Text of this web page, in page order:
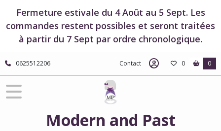
Fermeture estivale du 4 Août au 5 Sept. Les
commandes restent possibles et seront traitées
à partir du 7 Sept par ordre chronologique.
0625512206 Contact 0 0
Modern and Past